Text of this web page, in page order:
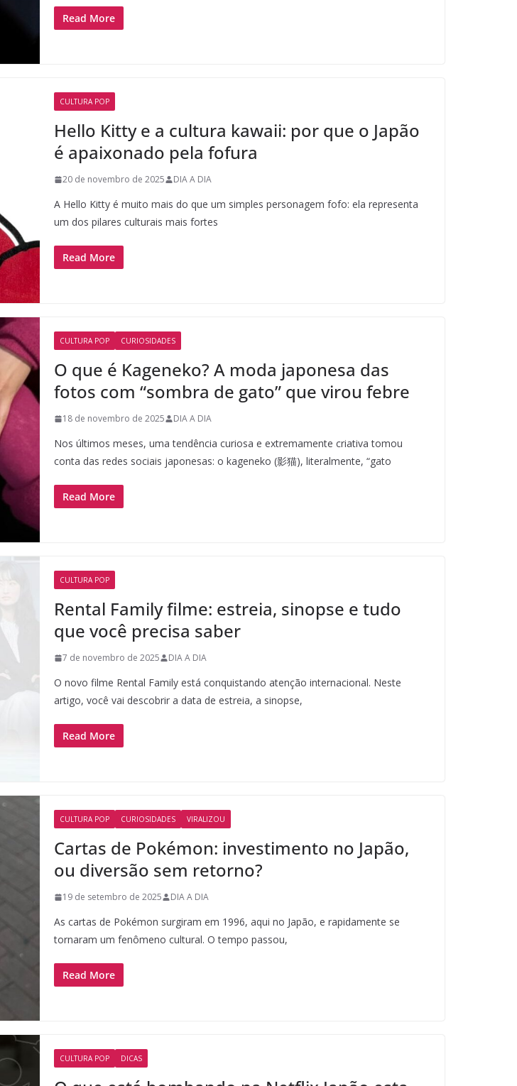
Read More
CULTURA POP
Hello Kitty e a cultura kawaii: por que o Japão
é apaixonado pela fofura
20 de novembro de 2025 DIA A DIA
A Hello Kitty é muito mais do que um simples personagem fofo: ela representa
um dos pilares culturais mais fortes
Read More
CULTURA POP CURIOSIDADES
O que é Kageneko? A moda japonesa das
fotos com “sombra de gato” que virou febre
18 de novembro de 2025 DIA A DIA
Nos últimos meses, uma tendência curiosa e extremamente criativa tomou
conta das redes sociais japonesas: o kageneko (影猫), literalmente, “gato
Read More
CULTURA POP
Rental Family filme: estreia, sinopse e tudo
que você precisa saber
7 de novembro de 2025 DIA A DIA
O novo filme Rental Family está conquistando atenção internacional. Neste
artigo, você vai descobrir a data de estreia, a sinopse,
Read More
CULTURA POP CURIOSIDADES VIRALIZOU
Cartas de Pokémon: investimento no Japão,
ou diversão sem retorno?
19 de setembro de 2025 DIA A DIA
As cartas de Pokémon surgiram em 1996, aqui no Japão, e rapidamente se
tornaram um fenômeno cultural. O tempo passou,
Read More
CULTURA POP DICAS